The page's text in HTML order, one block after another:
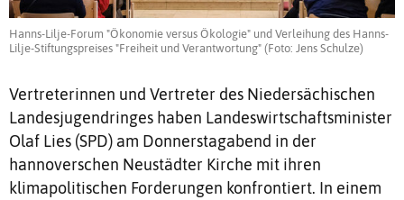
Hanns-Lilje-Forum "Ökonomie versus Ökologie" und Verleihung des Hanns-
Lilje-Stiftungspreises "Freiheit und Verantwortung" (Foto: Jens Schulze)
Vertreterinnen und Vertreter des Niedersächischen
Landesjugendringes haben Landeswirtschaftsminister
Olaf Lies (SPD) am Donnerstagabend in der
hannoverschen Neustädter Kirche mit ihren
klimapolitischen Forderungen konfrontiert. In einem